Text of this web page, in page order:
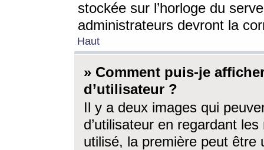
stockée sur l’horloge du
administrateurs devront la
Haut
» Comment puis-je
d’utilisateur ?
Il y a deux images qui
d’utilisateur en regardant
utilisé, la première peut être